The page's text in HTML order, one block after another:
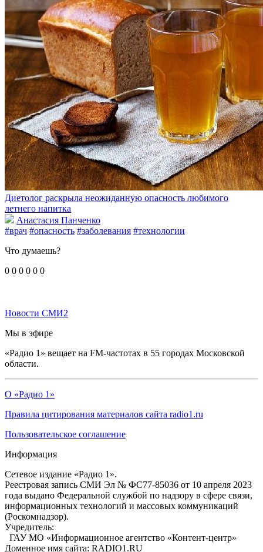
Диетолог раскрыла неожиданную опасность любимого
летнего напитка
Анастасия Панченко
#врач #опасность #заболевания #технологии
Что думаешь?
0 0 0 0 0 0
Новости СМИ2
Мы в эфире
«Радио 1» вещает на FM-частотах в 55 городах Московской
области.
О «Радио 1»
Правила цитирования материалов сайта radio1.ru
Пользовательское соглашение
Информация
Сетевое издание «Радио 1».
Реестровая запись СМИ Эл № ФС77-85036 от 10 апреля 2023
года выдано Федеральной службой по надзору в сфере связи,
информационных технологий и массовых коммуникаций
(Роскомнадзор).
Учредитель:
ГАУ МО «Информационное агентство «Контент-центр»
Доменное имя сайта: RADIO1.RU